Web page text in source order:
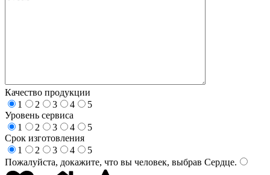
Качество продукции
1
2 3 4
5
Уровень сервиса
1
2 3 4
5
Срок изготовления
1
2 3 4
5
Пожалуйста, докажите, что вы человек, выбрав Сердце.